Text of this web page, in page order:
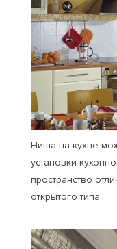
Ниша на кухне
установки
пространство
открытого типа.